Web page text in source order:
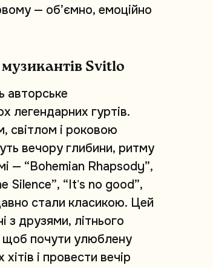
вому — об’ємно, емоційно
музикантів Svitlo
ь авторське
х легендарних гуртів.
, світлом і роковою
уть вечору глибини, ритму
і — “Bohemian Rhapsody”,
e Silence”, “Itʼs no good”,
авно стали класикою. Цей
і з друзями, літнього
щоб почути улюблену
хітів і провести вечір